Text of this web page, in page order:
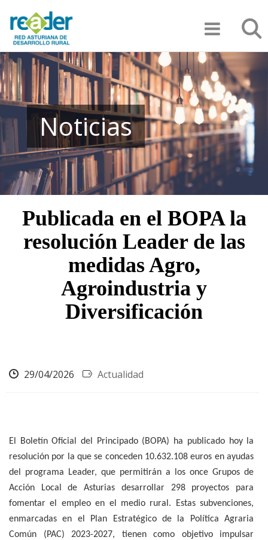
contenido
principal
Noticias
Publicada en el BOPA la
resolución Leader de las
medidas Agro,
Agroindustria y
Diversificación
29/04/2026 Actualidad
El Boletín Oficial del Principado (BOPA) ha publicado hoy
la
resolución por la que se conceden 10.632.108 euros en ayudas
del programa Leader, que permitirán a los once Grupos de
Acción Local de Asturias desarrollar 298 proyectos para
fomentar el empleo en el medio rural. Estas subvenciones,
enmarcadas en el Plan Estratégico de la Política Agraria
Común (PAC) 2023-2027, tienen como objetivo impulsar